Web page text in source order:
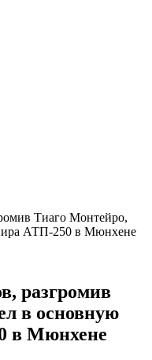
Тиаго Монтейро,
АТП-250 в Мюнхене
разгромив
в основную
в Мюнхене